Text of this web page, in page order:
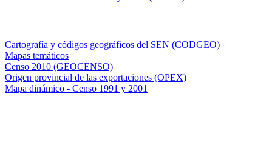
Cartografía y códigos geográficos del SEN (CODGEO)
Mapas temáticos
Censo 2010 (GEOCENSO)
Origen provincial de las exportaciones (OPEX)
Mapa dinámico - Censo 1991 y 2001